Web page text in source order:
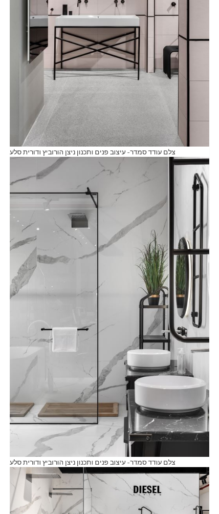
צלם עודד סמדר- עיצוב פנים ותכנון ניצן הורוביץ ודורית סלע
צלם עודד סמדר- עיצוב פנים ותכנון ניצן הורוביץ ודורית סלע